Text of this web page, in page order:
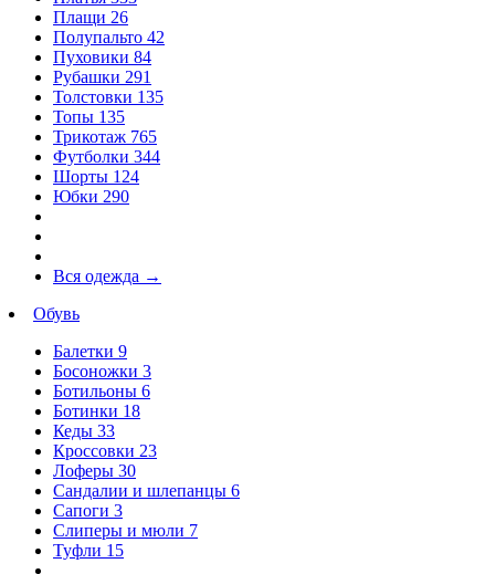
Плащи 26
Полупальто 42
Пуховики 84
Рубашки 291
Толстовки 135
Топы 135
Трикотаж 765
Футболки 344
Шорты 124
Юбки 290
Вся одежда →
Обувь
Балетки 9
Босоножки 3
Ботильоны 6
Ботинки 18
Кеды 33
Кроссовки 23
Лоферы 30
Сандалии и шлепанцы 6
Сапоги 3
Слиперы и мюли 7
Туфли 15